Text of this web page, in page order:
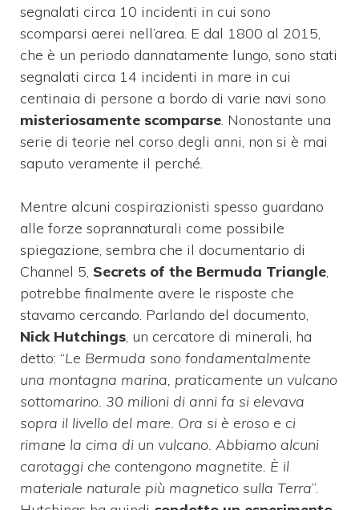
segnalati circa 10 incidenti in cui sono
scomparsi aerei nell’area. E dal 1800 al 2015,
che è un periodo dannatamente lungo, sono stati
segnalati circa 14 incidenti in mare in cui
centinaia di persone a bordo di varie navi sono
misteriosamente scomparse. Nonostante una
serie di teorie nel corso degli anni, non si è mai
saputo veramente il perché.
Mentre alcuni cospirazionisti spesso guardano
alle forze soprannaturali come possibile
spiegazione, sembra che il documentario di
Channel 5, Secrets of the Bermuda Triangle,
potrebbe finalmente avere le risposte che
stavamo cercando. Parlando del documento,
Nick Hutchings, un cercatore di minerali, ha
detto: “Le Bermuda sono fondamentalmente
una montagna marina, praticamente un vulcano
sottomarino. 30 milioni di anni fa si elevava
sopra il livello del mare. Ora si è eroso e ci
rimane la cima di un vulcano. Abbiamo alcuni
carotaggi che contengono magnetite. È il
materiale naturale più magnetico sulla Terra”.